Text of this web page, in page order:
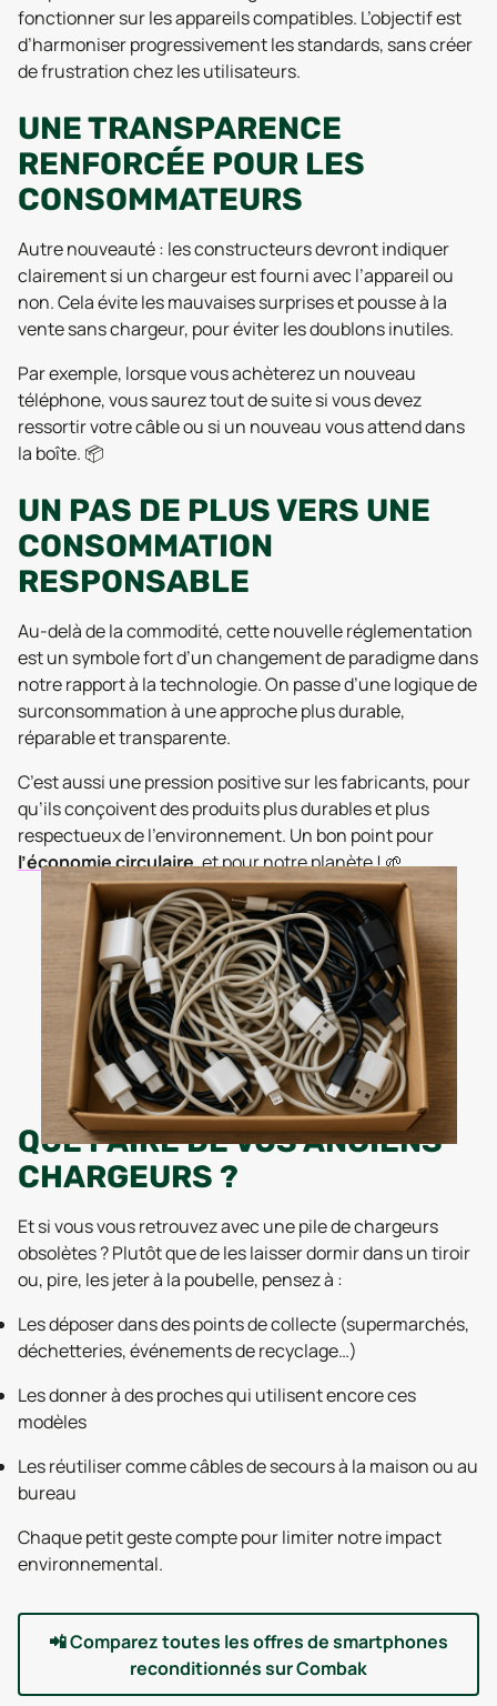
fonctionner sur les appareils compatibles. L’objectif est
d’harmoniser progressivement les standards, sans créer
de frustration chez les utilisateurs.
UNE TRANSPARENCE
RENFORCÉE POUR LES
CONSOMMATEURS
Autre nouveauté : les constructeurs devront indiquer
clairement si un chargeur est fourni avec l’appareil ou
non. Cela évite les mauvaises surprises et pousse à la
vente sans chargeur, pour éviter les doublons inutiles.
Par exemple, lorsque vous achèterez un nouveau
téléphone, vous saurez tout de suite si vous devez
ressortir votre câble ou si un nouveau vous attend dans
la boîte. 📦
UN PAS DE PLUS VERS UNE
CONSOMMATION
RESPONSABLE
Au-delà de la commodité, cette nouvelle réglementation
est un symbole fort d’un changement de paradigme dans
notre rapport à la technologie. On passe d’une logique de
surconsommation à une approche plus durable,
réparable et transparente.
C’est aussi une pression positive sur les fabricants, pour
qu’ils conçoivent des produits plus durables et plus
respectueux de l’environnement. Un bon point pour
l’économie circulaire, et pour notre planète ! 🌱
QUE FAIRE DE VOS ANCIENS
CHARGEURS ?
Et si vous vous retrouvez avec une pile de chargeurs
obsolètes ? Plutôt que de les laisser dormir dans un tiroir
ou, pire, les jeter à la poubelle, pensez à :
Les déposer dans des points de collecte (supermarchés,
déchetteries, événements de recyclage…)
Les donner à des proches qui utilisent encore ces
modèles
Les réutiliser comme câbles de secours à la maison ou au
bureau
Chaque petit geste compte pour limiter notre impact
environnemental.
📲Comparez toutes les offres de smartphones
reconditionnés sur Combak